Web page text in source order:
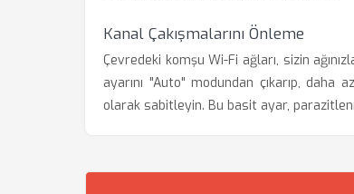
Kanal Çakışmalarını Önleme
Çevredeki komşu Wi-Fi ağları, sizin
ayarını "Auto" modundan çıkarıp,
olarak sabitleyin. Bu basit ayar,